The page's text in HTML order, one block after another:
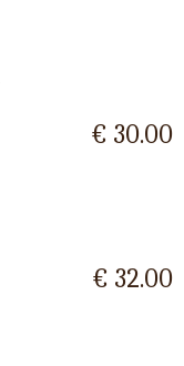
€ 30.00
€ 32.00